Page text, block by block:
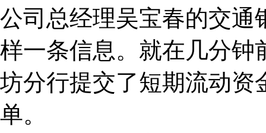
公司总经理吴宝春的交通
样一条信息。就在几分钟
坊分行提交了短期流动资
单。